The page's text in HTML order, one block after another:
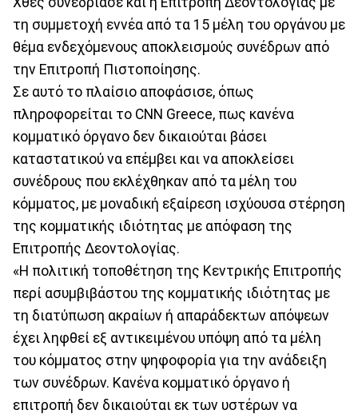
τη συμμετοχή εννέα από τα 15 μέλη του οργάνου με
θέμα ενδεχόμενους αποκλεισμούς συνέδρων από
την Επιτροπή Πιστοποίησης.
Σε αυτό το πλαίσιο αποφάσισε, όπως
πληροφορείται το CNN Greece, πως κανένα
κομματικό όργανο δεν δικαιούται βάσει
καταστατικού να επέμβει και να αποκλείσει
συνέδρους που εκλέχθηκαν από τα μέλη του
κόμματος, με μοναδική εξαίρεση ισχύουσα στέρηση
της κομματικής ιδιότητας με απόφαση της
Επιτροπής Δεοντολογίας.
«Η πολιτική τοποθέτηση της Κεντρικής Επιτροπής
περί ασυμβιβάστου της κομματικής ιδιότητας με
τη διατύπωση ακραίων ή απαράδεκτων απόψεων
έχει ληφθεί εξ αντικειμένου υπόψη από τα μέλη
του κόμματος στην ψηφοφορία για την ανάδειξη
των συνέδρων. Κανένα κομματικό όργανο ή
επιτροπή δεν δικαιούται εκ των υστέρων να